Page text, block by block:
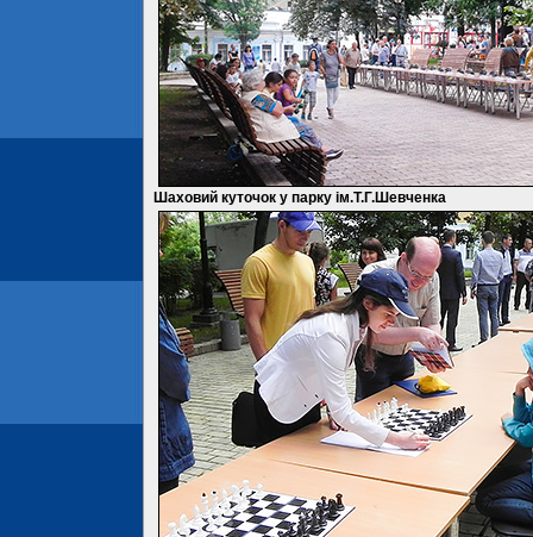
Шаховий куточок у парку ім.Т.Г.Шевченка